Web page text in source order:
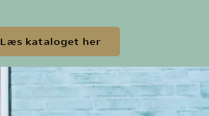
Læs kataloget her